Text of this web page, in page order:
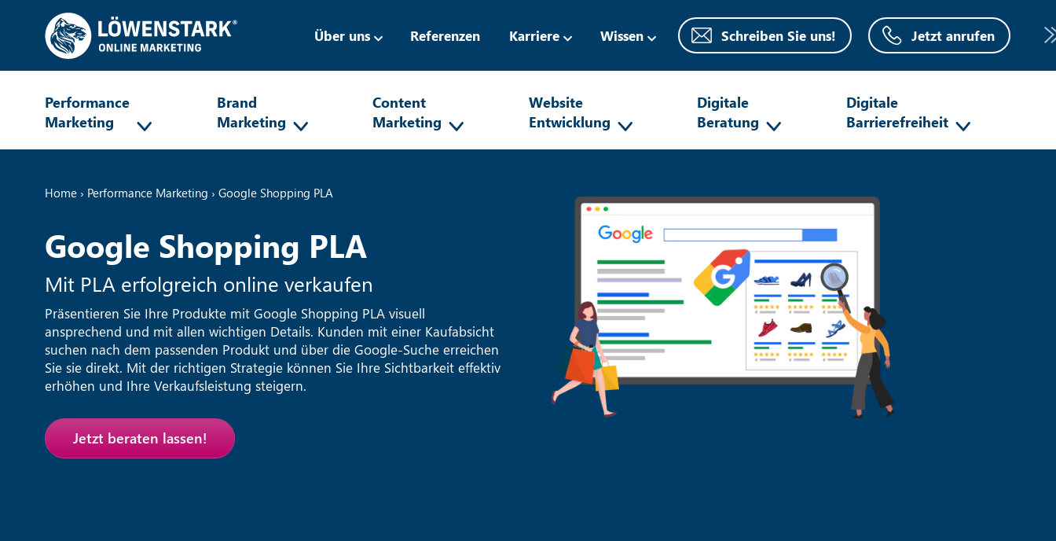
Über uns Referenzen Karriere Wissen Schreiben Sie uns! Jetzt anrufen
Performance
Marketing
Brand
Marketing
Content
Marketing
Website
Entwicklung
Digitale
Beratung
Digitale
Barrierefreiheit
Home › Performance Marketing › Google Shopping PLA
Google Shopping PLA
Mit PLA erfolgreich online verkaufen
Präsentieren Sie Ihre Produkte mit Google Shopping PLA visuell
ansprechend und mit allen wichtigen Details. Kunden mit einer Kaufabsicht
suchen nach dem passenden Produkt und über die Google-Suche erreichen
Sie sie direkt. Mit der richtigen Strategie können Sie Ihre Sichtbarkeit effektiv
erhöhen und Ihre Verkaufsleistung steigern.
Jetzt beraten lassen!